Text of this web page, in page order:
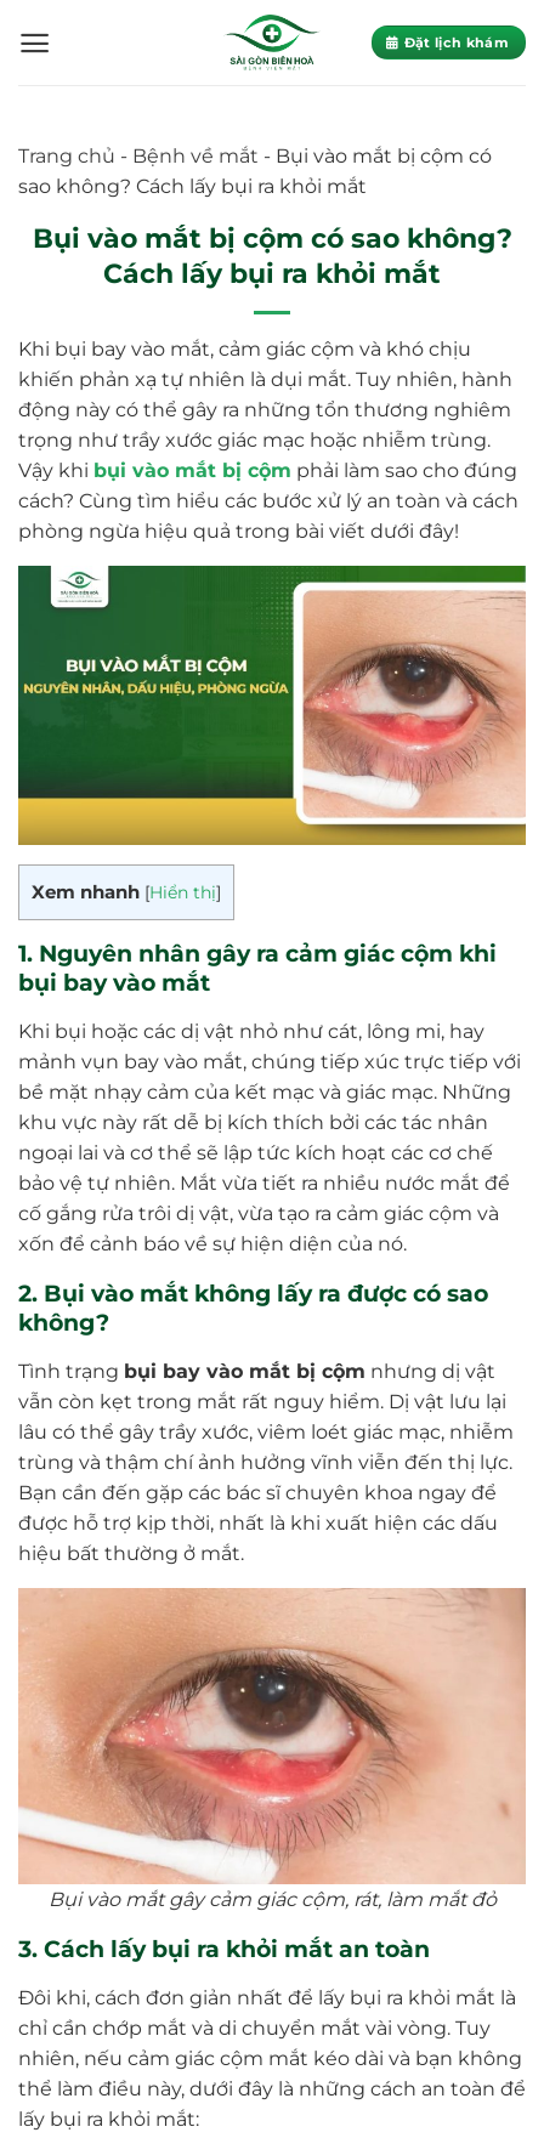
Đặt lịch khám
Trang chủ - Bệnh về mắt - Bụi vào mắt bị cộm có
sao không? Cách lấy bụi ra khỏi mắt
Bụi vào mắt bị cộm có sao không?
Cách lấy bụi ra khỏi mắt
Khi bụi bay vào mắt, cảm giác cộm và khó chịu
khiến phản xạ tự nhiên là dụi mắt. Tuy nhiên, hành
động này có thể gây ra những tổn thương nghiêm
trọng như trầy xước giác mạc hoặc nhiễm trùng.
Vậy khi bụi vào mắt bị cộm phải làm sao cho đúng
cách? Cùng tìm hiểu các bước xử lý an toàn và cách
phòng ngừa hiệu quả trong bài viết dưới đây!
Xem nhanh [Hiển thị]
1. Nguyên nhân gây ra cảm giác cộm khi
bụi bay vào mắt
Khi bụi hoặc các dị vật nhỏ như cát, lông mi, hay
mảnh vụn bay vào mắt, chúng tiếp xúc trực tiếp với
bề mặt nhạy cảm của kết mạc và giác mạc. Những
khu vực này rất dễ bị kích thích bởi các tác nhân
ngoại lai và cơ thể sẽ lập tức kích hoạt các cơ chế
bảo vệ tự nhiên. Mắt vừa tiết ra nhiều nước mắt để
cố gắng rửa trôi dị vật, vừa tạo ra cảm giác cộm và
xốn để cảnh báo về sự hiện diện của nó.
2. Bụi vào mắt không lấy ra được có sao
không?
Tình trạng bụi bay vào mắt bị cộm nhưng dị vật
vẫn còn kẹt trong mắt rất nguy hiểm. Dị vật lưu lại
lâu có thể gây trầy xước, viêm loét giác mạc, nhiễm
trùng và thậm chí ảnh hưởng vĩnh viễn đến thị lực.
Bạn cần đến gặp các bác sĩ chuyên khoa ngay để
được hỗ trợ kịp thời, nhất là khi xuất hiện các dấu
hiệu bất thường ở mắt.
Bụi vào mắt gây cảm giác cộm, rát, làm mắt đỏ
3. Cách lấy bụi ra khỏi mắt an toàn
Đôi khi, cách đơn giản nhất để lấy bụi ra khỏi mắt là
chỉ cần chớp mắt và di chuyển mắt vài vòng. Tuy
nhiên, nếu cảm giác cộm mắt kéo dài và bạn không
thể làm điều này, dưới đây là những cách an toàn để
lấy bụi ra khỏi mắt: